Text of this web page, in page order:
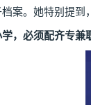
案。她特别提到
，必须配齐专兼